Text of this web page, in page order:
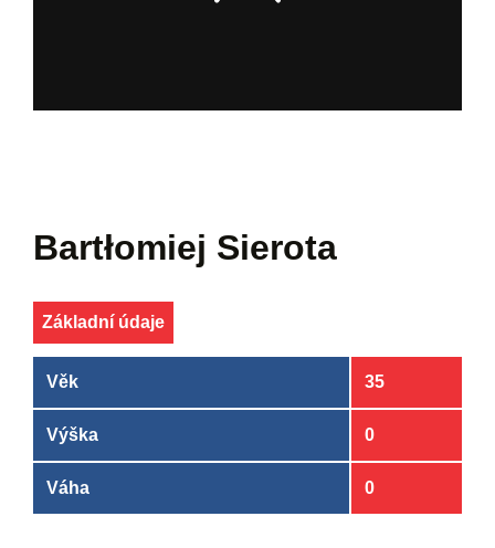
Bartłomiej Sierota
Základní údaje
Věk 35
Výška 0
Váha 0